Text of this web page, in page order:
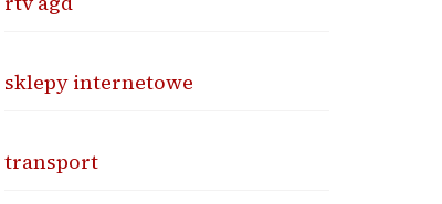
sklepy internetowe
transport